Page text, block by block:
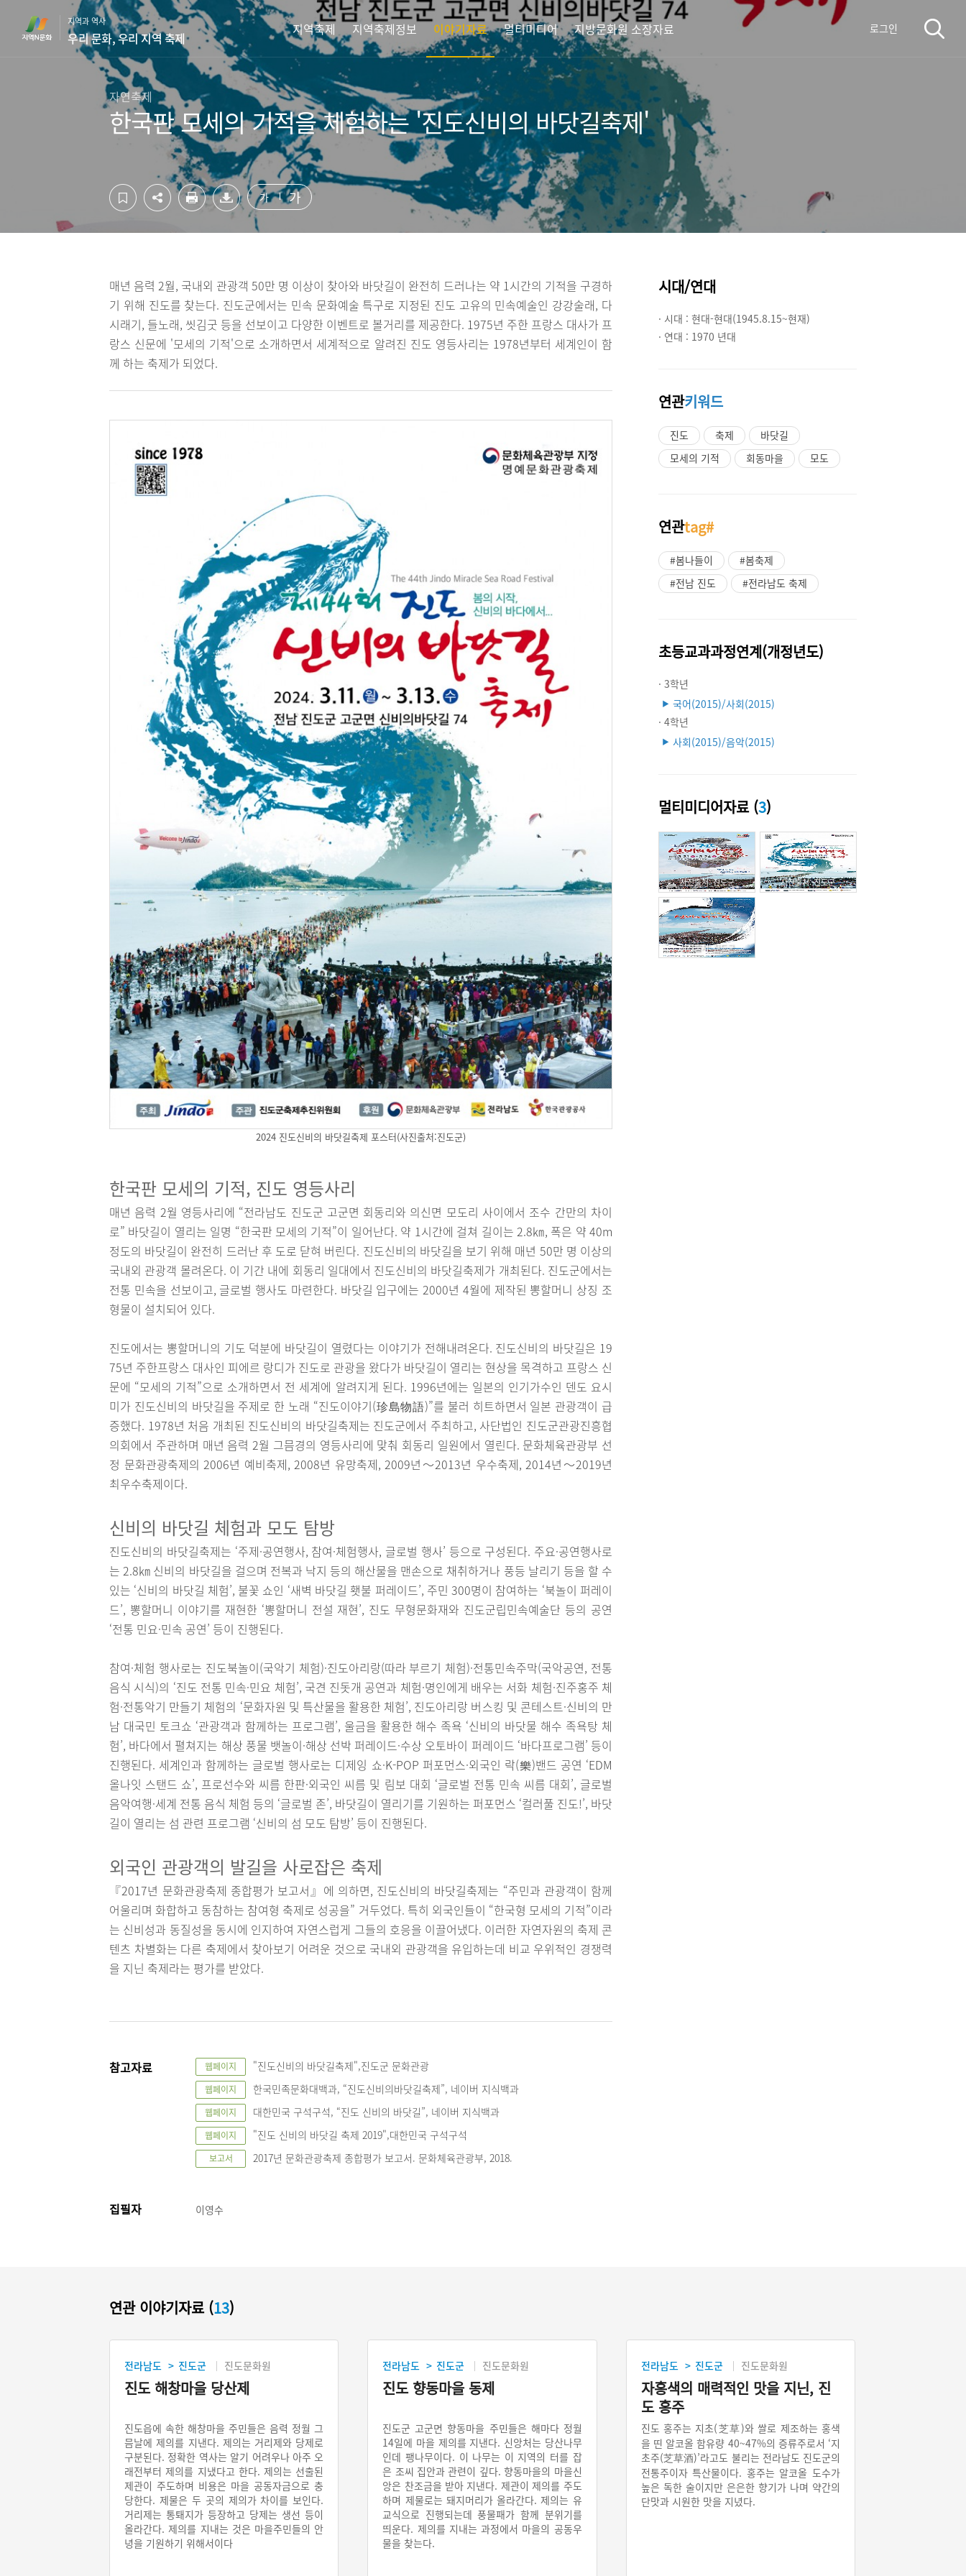
지역과 역사
우리 문화, 우리 지역 축제
지역축제 지역축제정보 이야기자료 멀티미디어 지방문화원 소장자료 로그인
자연축제
한국판 모세의 기적을 체험하는 '진도신비의 바닷길축제'
가 가
매년 음력 2월, 국내외 관광객 50만 명 이상이 찾아와 바닷길이 완전히 드러나는 약 1시간의 기적을 구경하
기 위해 진도를 찾는다. 진도군에서는 민속 문화예술 특구로 지정된 진도 고유의 민속예술인 강강술래, 다
시래기, 들노래, 씻김굿 등을 선보이고 다양한 이벤트로 볼거리를 제공한다. 1975년 주한 프랑스 대사가 프
랑스 신문에 '모세의 기적'으로 소개하면서 세계적으로 알려진 진도 영등사리는 1978년부터 세계인이 함
께 하는 축제가 되었다.
2024 진도신비의 바닷길축제 포스터(사진출처:진도군)
한국판 모세의 기적, 진도 영등사리
매년 음력 2월 영등사리에 “전라남도 진도군 고군면 회동리와 의신면 모도리 사이에서 조수 간만의 차이
로” 바닷길이 열리는 일명 “한국판 모세의 기적”이 일어난다. 약 1시간에 걸쳐 길이는 2.8㎞, 폭은 약 40m
정도의 바닷길이 완전히 드러난 후 도로 닫혀 버린다. 진도신비의 바닷길을 보기 위해 매년 50만 명 이상의
국내외 관광객 몰려온다. 이 기간 내에 회동리 일대에서 진도신비의 바닷길축제가 개최된다. 진도군에서는
전통 민속을 선보이고, 글로벌 행사도 마련한다. 바닷길 입구에는 2000년 4월에 제작된 뽕할머니 상징 조
형물이 설치되어 있다.
진도에서는 뽕할머니의 기도 덕분에 바닷길이 열렸다는 이야기가 전해내려온다. 진도신비의 바닷길은 19
75년 주한프랑스 대사인 피에르 랑디가 진도로 관광을 왔다가 바닷길이 열리는 현상을 목격하고 프랑스 신
문에 “모세의 기적”으로 소개하면서 전 세계에 알려지게 된다. 1996년에는 일본의 인기가수인 덴도 요시
미가 진도신비의 바닷길을 주제로 한 노래 “진도이야기(珍島物語)”를 불러 히트하면서 일본 관광객이 급
증했다. 1978년 처음 개최된 진도신비의 바닷길축제는 진도군에서 주최하고, 사단법인 진도군관광진흥협
의회에서 주관하며 매년 음력 2월 그믐경의 영등사리에 맞춰 회동리 일원에서 열린다. 문화체육관광부 선
정 문화관광축제의 2006년 예비축제, 2008년 유망축제, 2009년～2013년 우수축제, 2014년～2019년
최우수축제이다.
신비의 바닷길 체험과 모도 탐방
진도신비의 바닷길축제는 ‘주제·공연행사, 참여·체험행사, 글로벌 행사’ 등으로 구성된다. 주요·공연행사로
는 2.8㎞ 신비의 바닷길을 걸으며 전복과 낙지 등의 해산물을 맨손으로 채취하거나 풍등 날리기 등을 할 수
있는 ‘신비의 바닷길 체험’, 불꽃 쇼인 ‘새벽 바닷길 횃불 퍼레이드’, 주민 300명이 참여하는 ‘북놀이 퍼레이
드’, 뽕할머니 이야기를 재현한 ‘뽕할머니 전설 재현’, 진도 무형문화재와 진도군립민속예술단 등의 공연
‘전통 민요·민속 공연’ 등이 진행된다.
참여·체험 행사로는 진도북놀이(국악기 체험)·진도아리랑(따라 부르기 체험)·전통민속주막(국악공연, 전통
음식 시식)의 ‘진도 전통 민속·민요 체험’, 국견 진돗개 공연과 체험·명인에게 배우는 서화 체험·진주홍주 체
험·전통악기 만들기 체험의 ‘문화자원 및 특산물을 활용한 체험’, 진도아리랑 버스킹 및 콘테스트·신비의 만
남 대국민 토크쇼 ‘관광객과 함께하는 프로그램’, 울금을 활용한 해수 족욕 ‘신비의 바닷물 해수 족욕탕 체
험’, 바다에서 펼쳐지는 해상 풍물 뱃놀이·해상 선박 퍼레이드·수상 오토바이 퍼레이드 ‘바다프로그램’ 등이
진행된다. 세계인과 함께하는 글로벌 행사로는 디제잉 쇼·K-POP 퍼포먼스·외국인 락(樂)밴드 공연 ‘EDM
올나잇 스탠드 쇼’, 프로선수와 씨름 한판·외국인 씨름 및 림보 대회 ‘글로벌 전통 민속 씨름 대회’, 글로벌
음악여행·세계 전통 음식 체험 등의 ‘글로벌 존’, 바닷길이 열리기를 기원하는 퍼포먼스 ‘컬러풀 진도!’, 바닷
길이 열리는 섬 관련 프로그램 ‘신비의 섬 모도 탐방’ 등이 진행된다.
외국인 관광객의 발길을 사로잡은 축제
『2017년 문화관광축제 종합평가 보고서』에 의하면, 진도신비의 바닷길축제는 “주민과 관광객이 함께
어울리며 화합하고 동참하는 참여형 축제로 성공을” 거두었다. 특히 외국인들이 “한국형 모세의 기적”이라
는 신비성과 동질성을 동시에 인지하여 자연스럽게 그들의 호응을 이끌어냈다. 이러한 자연자원의 축제 콘
텐츠 차별화는 다른 축제에서 찾아보기 어려운 것으로 국내외 관광객을 유입하는데 비교 우위적인 경쟁력
을 지닌 축제라는 평가를 받았다.
참고자료 웹페이지 "진도신비의 바닷길축제",진도군 문화관광
웹페이지 한국민족문화대백과, “진도신비의바닷길축제”, 네이버 지식백과
웹페이지 대한민국 구석구석, “진도 신비의 바닷길”, 네이버 지식백과
웹페이지 "진도 신비의 바닷길 축제 2019",대한민국 구석구석
보고서 2017년 문화관광축제 종합평가 보고서. 문화체육관광부, 2018.
집필자 이영수
시대/연대
· 시대 : 현대-현대(1945.8.15~현재)
· 연대 : 1970 년대
연관키워드
진도 축제
바닷길
모세의 기적
회동마을 모도
연관tag#
#봄나들이
#봄축제
#전남 진도
#전라남도 축제
초등교과과정연계(개정년도)
· 3학년
▶ 국어(2015)/사회(2015)
· 4학년
▶ 사회(2015)/음악(2015)
멀티미디어자료 (3)
사진출처: 진도군 사진출처: 진도군
사진출처: 진도군
연관 이야기자료 (13)
전라남도 > 진도군 진도문화원
진도 해창마을 당산제
진도읍에 속한 해창마을 주민들은 음력 정월 그
믐날에 제의를 지낸다. 제의는 거리제와 당제로
구분된다. 정확한 역사는 알기 어려우나 아주 오
래전부터 제의를 지냈다고 한다. 제의는 선출된
제관이 주도하며 비용은 마을 공동자금으로 충
당한다. 제물은 두 곳의 제의가 차이를 보인다.
거리제는 통퇘지가 등장하고 당제는 생선 등이
올라간다. 제의를 지내는 것은 마을주민들의 안
녕을 기원하기 위해서이다
전라남도 > 진도군 진도문화원
진도 향동마을 동제
진도군 고군면 향동마을 주민들은 해마다 정월
14일에 마을 제의를 지낸다. 신앙처는 당산나무
인데 팽나무이다. 이 나무는 이 지역의 터를 잡
은 조씨 집안과 관련이 깊다. 향동마을의 마을신
앙은 찬조금을 받아 지낸다. 제관이 제의를 주도
하며 제물로는 돼지머리가 올라간다. 제의는 유
교식으로 진행되는데 풍물패가 함께 분위기를
띄운다. 제의를 지내는 과정에서 마을의 공동우
물을 찾는다.
전라남도 > 진도군 진도문화원
자홍색의 매력적인 맛을 지닌, 진
도 홍주
진도 홍주는 지초(芝草)와 쌀로 제조하는 홍색
을 띤 알코올 함유량 40~47%의 증류주로서 ‘지
초주(芝草酒)’라고도 불리는 전라남도 진도군의
전통주이자 특산물이다. 홍주는 알코올 도수가
높은 독한 술이지만 은은한 향기가 나며 약간의
단맛과 시원한 맛을 지녔다.